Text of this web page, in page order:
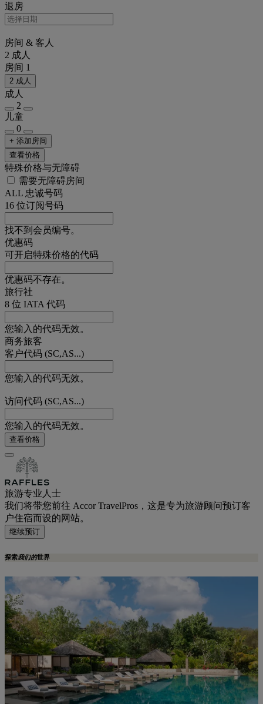
退房
房间 & 客人
2 成人
房间 1
2 成人
成人
2
儿童
0
+ 添加房间
查看价格
特殊价格与无障碍
需要无障碍房间
ALL 忠诚号码
16 位订阅号码
找不到会员编号。
优惠码
可开启特殊价格的代码
优惠码不存在。
旅行社
8 位 IATA 代码
您输入的代码无效。
商务旅客
客户代码 (SC,AS...)
您输入的代码无效。
访问代码 (SC,AS...)
您输入的代码无效。
查看价格
旅游专业人士
我们将带您前往 Accor TravelPros，这是专为旅游顾问预订客
户住宿而设的网站。
继续预订
探索我们的世界